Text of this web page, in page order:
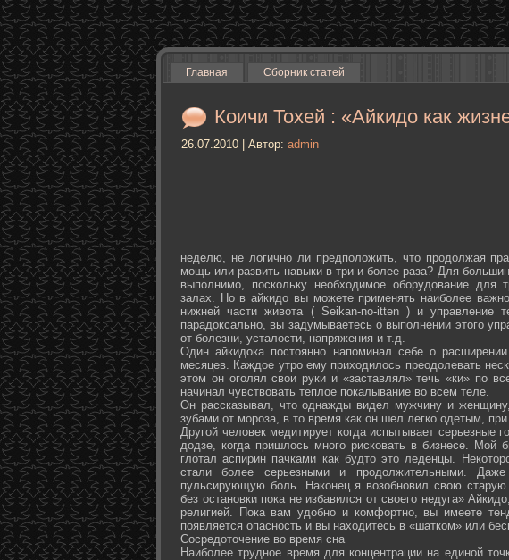
Главная Сборник статей
Коичи Тохей : «Айкидо как
26.07.2010 | Автор: admin
неделю, не логично ли предположить, что продолжая
мощь или развить навыки в три и более раза? Для
выполнимо, поскольку необходимое оборудование для
залах. Но в айкидо вы можете применять наиболее
нижней части живота ( Seikan-­no-­itten ) и управление
парадоксально, вы задумываетесь о выполнении этого
от болезни, усталости, напряжения и т.д.
Один айкидока постоянно напоминал себе о
месяцев. Каждое утро ему приходилось преодолевать
этом он оголял свои руки и «заставлял» течь «ки» по
начинал чувствовать теплое покалывание во всем теле.
Он рассказывал, что однажды видел мужчину и
зубами от мороза, в то время как он шел легко одетым,
Другой человек медитирует когда испытывает серьезные
додзе, когда пришлось много рисковать в бизнесе. Мой
глотал аспирин пачками как будто это леденцы.
стали более серьезными и продолжительными.
пульсирующую боль. Наконец я возобновил свою
без остановки пока не избавился от своего недуга»
религией. Пока вам удобно и комфортно, вы имеете
появляется опасность и вы находитесь в «шатком» или
Сосредоточение во время сна
Наиболее трудное время для концентрации на единой